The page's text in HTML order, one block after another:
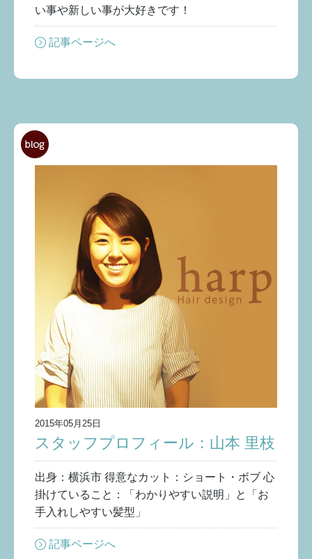
い事や新しい事が大好きです！
記事ページへ
2015年05月25日
スタッフプロフィール：山本 里枝
出身：横浜市 得意なカット：ショート・ボブ 心
掛けていること：「わかりやすい説明」と「お
手入れしやすい髪型」
記事ページへ